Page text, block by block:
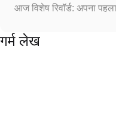
आज विशेष रिवॉर्ड: अपना
गर्म लेख